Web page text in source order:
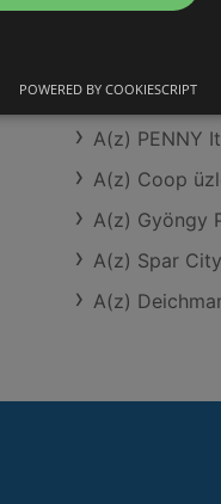
itt:
A(z) PENNY
A(z) Coop
A(z) Gyöngy
A(z) Spar
A(z)
POWERED BY COOKIESCRIPT